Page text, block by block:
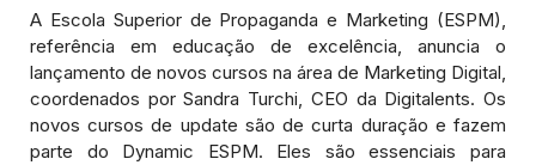
A Escola Superior de Propaganda e Marketing (ESPM),
referência em educação de excelência, anuncia o
lançamento de novos cursos na área de Marketing Digital,
coordenados por Sandra Turchi, CEO da Digitalents. Os
novos cursos de update são de curta duração e fazem
parte do Dynamic ESPM. Eles são essenciais para